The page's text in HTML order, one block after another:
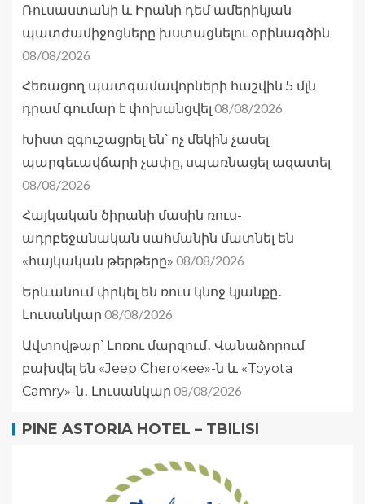
Ռուսաստանի և Իրանի դեմ ամերիկյան
պատժամիջոցները խստացնելու օրինագծին
08/08/2026
Հեռացող պատգամավորների հաշվին 5 մլն
դրամ գումար է փոխանցվել 08/08/2026
Խիստ զգուշացրել են՝ ոչ մեկին չասել
պարգեւավճարի չափը, սպառնացել ազատել
08/08/2026
Հայկական ծիրանի մասին ռուս-
ադրբեջանական սահմանին մատնել են
«հայկական թերթերը» 08/08/2026
Երևանում փրկել են ռուս կնոջ կյանքը․
Լուսանկար 08/08/2026
Ավտովթար՝ Լոռու մարզում․ Վանաձորում
բախվել են «Jeep Cherokee»-ն և «Toyota
Camry»-ն․ Լուսանկար 08/08/2026
PINE ASTORIA HOTEL – TBILISI